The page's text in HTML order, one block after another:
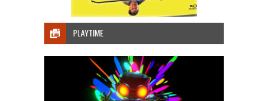
PLAYTIME